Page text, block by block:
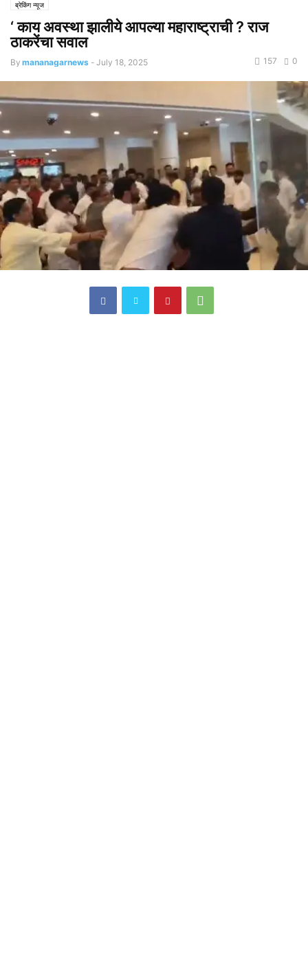
ब्रेकिंग न्यूज
‘ काय अवस्था झालीये आपल्या महाराष्ट्राची ? राज
ठाकरेंचा सवाल
By mananagarnews - July 18, 2025 0
157